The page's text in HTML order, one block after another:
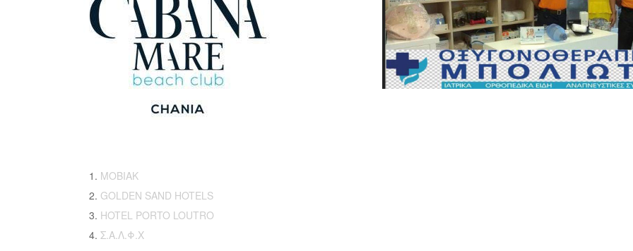
MOBIAK
GOLDEN SAND HOTELS
HOTEL PORTO LOUTRO
Σ.Α.Λ.Φ.Χ